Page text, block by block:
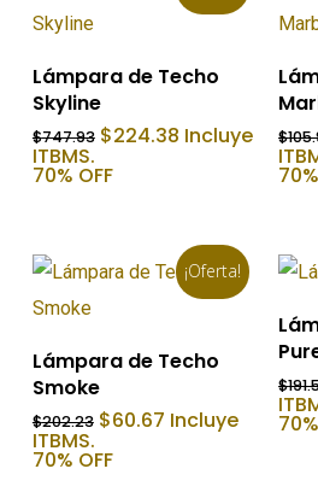
Añadir Al Carrito
Lámpara de Techo
Skyline
$747.93 El
original
$224.38El
precio
Incluye
ITBMS.
70% OFF
$
¡Oferta!
Añadir Al Carrito
Lámpara de Techo
Smoke
$202.23 El
original
$60.67El
precio
Incluye
ITBMS.
70% OFF
$